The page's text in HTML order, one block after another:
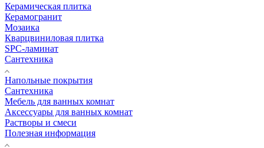
Керамическая плитка
Керамогранит
Мозаика
Кварцвиниловая плитка
SPC-ламинат
Сантехника
Напольные покрытия
Сантехника
Мебель для ванных комнат
Аксессуары для ванных комнат
Растворы и смеси
Полезная информация